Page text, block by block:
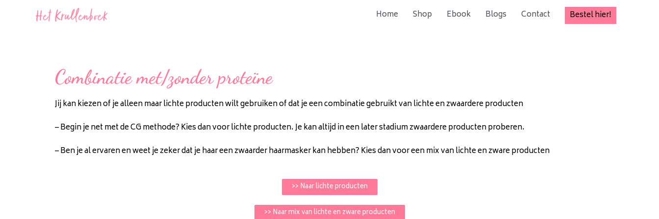
Home Shop Ebook Blogs Contact Bestel hier!
Combinatie met/zonder proteïne
Jij kan kiezen of je alleen maar lichte producten wilt gebruiken of dat je een combinatie gebruikt van lichte en zwaardere producten
– Begin je net met de CG methode? Kies dan voor lichte producten. Je kan altijd in een later stadium zwaardere producten proberen.
– Ben je al ervaren en weet je zeker dat je haar een zwaarder haarmasker kan hebben? Kies dan voor een mix van lichte en zware producten
>> Naar lichte producten
>> Naar mix van lichte en zware producten